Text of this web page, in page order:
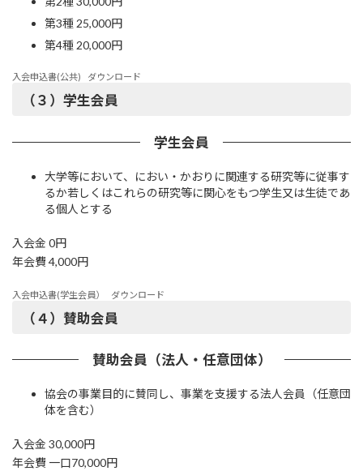
第3種 25,000円
第4種 20,000円
入会申込書(公共) ダウンロード
（３）学⽣会員
学⽣会員
⼤学等において、におい・かおりに関連する研究等に従事す
るか若しくはこれらの研究等に関⼼をもつ学⽣⼜は⽣徒であ
る個⼈とする
⼊会⾦ 0円
年会費 4,000円
入会申込書(学生会員） ダウンロード
（４）賛助会員
賛助会員（法⼈・任意団体）
協会の事業⽬的に賛同し、事業を⽀援する法⼈会員（任意団
体を含む）
⼊会⾦ 30,000円
年会費 ⼀⼝70,000円